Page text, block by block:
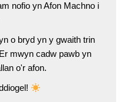
nofio yn Afon Machno i
o bryd yn y gwaith trin
mwyn cadw pawb yn
o'r afon.